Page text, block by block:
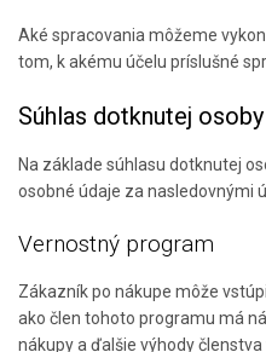
Aké spracovania môžeme
tom, k akému účelu príslušné
Súhlas dotknutej osoby
Na základe súhlasu dotknutej
osobné údaje za nasledovnými
Vernostný program
Zákazník po nákupe môže
ako člen tohoto programu má
nákupy a ďalšie výhody